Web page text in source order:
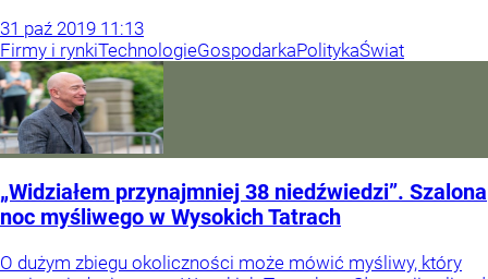
31 paź 2019 11:13
Firmy i rynkiTechnologieGospodarkaPolitykaŚwiat
„Widziałem przynajmniej 38 niedźwiedzi”. Szalona
noc myśliwego w Wysokich Tatrach
O dużym zbiegu okoliczności może mówić myśliwy, który